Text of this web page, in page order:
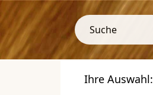
Suche
Ihre Auswahl: